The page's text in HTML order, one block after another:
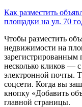
Как разместить
площадки на ул. 70
Чтобы разместить
недвижимости на
зарегистрированным
несколько кликов —
электронной почты.
соцсети. Когда вы
кнопку «Добавить
главной страницы.